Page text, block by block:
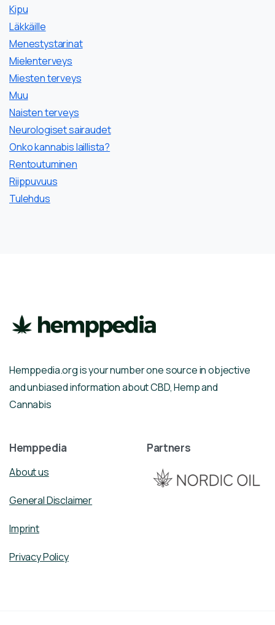
Kipu
Läkkäille
Menestystarinat
Mielenterveys
Miesten terveys
Muu
Naisten terveys
Neurologiset sairaudet
Onko kannabis laillista?
Rentoutuminen
Riippuvuus
Tulehdus
Hemppedia.org is your number one source in objective
and unbiased information about CBD, Hemp and
Cannabis
Hemppedia
About us
General Disclaimer
Imprint
Privacy Policy
Partners